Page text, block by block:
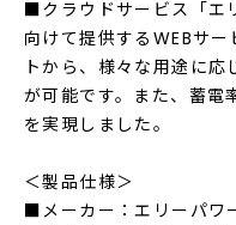
■クラウドサービス「エ
向けて提供するWEBサ
トから、様々な用途に
が可能です。また、蓄電
を実現しました。
＜製品仕様＞
■メーカー：エリーパワ